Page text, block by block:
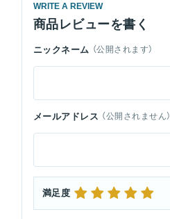
WRITE A REVIEW
商品レビューを書く
ニックネーム （公開されます）
メールアドレス （公開されません）
満足度